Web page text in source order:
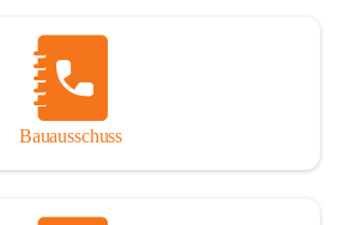
Bauausschuss